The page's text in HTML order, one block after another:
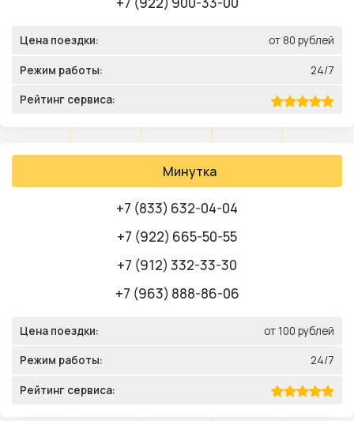
Цена поездки: от 80 рублей
Режим работы: 24/7
Рейтинг сервиса:
Минутка
+7 (833) 632-04-04
+7 (922) 665-50-55
+7 (912) 332-33-30
+7 (963) 888-86-06
Цена поездки: от 100 рублей
Режим работы: 24/7
Рейтинг сервиса: